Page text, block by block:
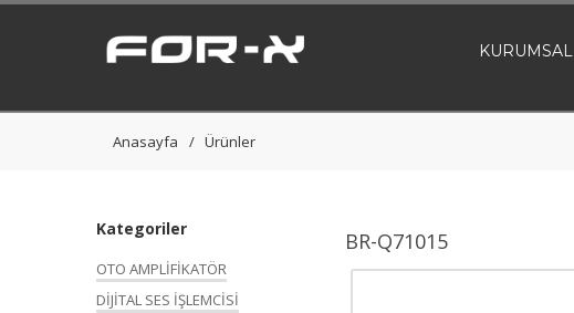
KURUMSAL
Anasayfa Ürünler
Kategoriler
OTO AMPLİFİKATÖR
DİJİTAL SES İŞLEMCİSİ
BR-Q71015